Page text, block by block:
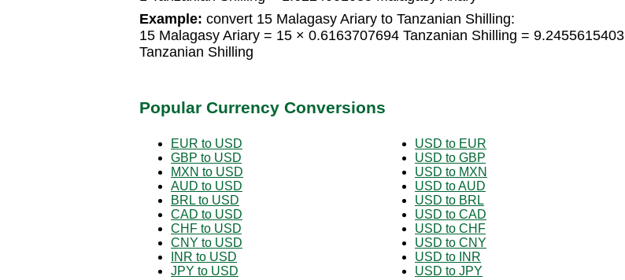
Example: convert 15 Malagasy Ariary to Tanzanian Shilling:
15 Malagasy Ariary = 15 × 0.6163707694 Tanzanian Shilling = 9.2455615403
Tanzanian Shilling
Popular Currency Conversions
EUR to USD
GBP to USD
MXN to USD
AUD to USD
BRL to USD
CAD to USD
CHF to USD
CNY to USD
INR to USD
JPY to USD
USD to EUR
USD to GBP
USD to MXN
USD to AUD
USD to BRL
USD to CAD
USD to CHF
USD to CNY
USD to INR
USD to JPY